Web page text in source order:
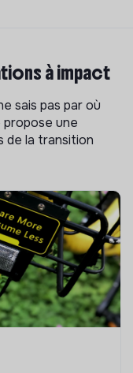
à impact
sais pas par où
propose une
de la transition